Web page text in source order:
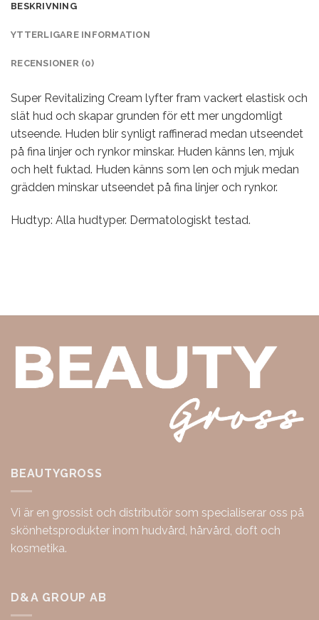
BESKRIVNING
YTTERLIGARE INFORMATION
RECENSIONER (0)
Super Revitalizing Cream lyfter fram vackert elastisk och
slät hud och skapar grunden för ett mer ungdomligt
utseende. Huden blir synligt raffinerad medan utseendet
på fina linjer och rynkor minskar. Huden känns len, mjuk
och helt fuktad. Huden känns som len och mjuk medan
grädden minskar utseendet på fina linjer och rynkor.
Hudtyp: Alla hudtyper. Dermatologiskt testad.
BEAUTYGROSS
Vi är en grossist och distributör som specialiserar oss på
skönhetsprodukter inom hudvård, hårvård, doft och
kosmetika.
D&A GROUP AB